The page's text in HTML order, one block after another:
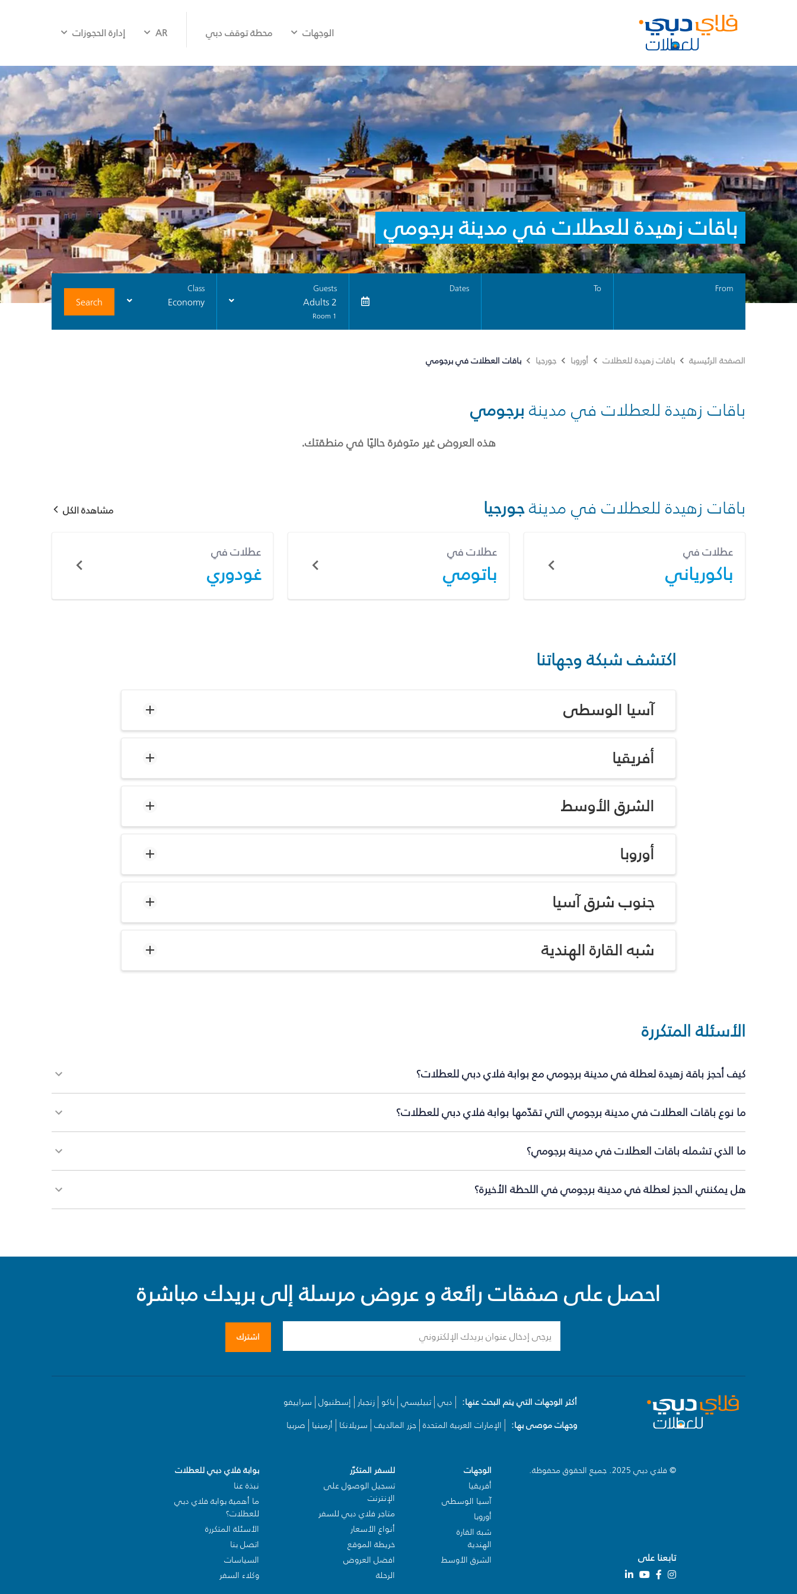
الوجهات محطة توقف دبي AR إدارة الحجوزات
باقات زهيدة للعطلات في مدينة برجومي
From
To
Dates
Guests
2 Adults
1 Room
Class
Economy
Search
الصفحة الرئيسية باقات زهيدة للعطلات أوروبا جورجيا باقات العطلات في برجومي
باقات زهيدة للعطلات في مدينة برجومي
هذه العروض غير متوفرة حاليًا في منطقتك.
باقات زهيدة للعطلات في مدينةجورجيا مشاهدة الكل
عطلات في
باكورياني
عطلات في
باتومي
عطلات في
غودوري
اكتشف شبكة وجهاتنا
آسيا الوسطى
أفريقيا
الشرق الأوسط
أوروبا
جنوب شرق آسيا
شبه القارة الهندية
الأسئلة المتكررة
كيف أحجز باقة زهيدة لعطلة في مدينة برجومي مع بوابة فلاي دبي للعطلات؟
ما نوع باقات العطلات في مدينة برجومي التي تقدّمها بوابة فلاي دبي للعطلات؟
ما الذي تشمله باقات العطلات في مدينة برجومي؟
هل يمكنني الحجز لعطلة في مدينة برجومي في اللحظة الأخيرة؟
احصل على صفقات رائعة و عروض مرسلة إلى بريدك مباشرة
اشترك
أكثر الوجهات التي يتم البحث عنها: دبي تبيليسي باكو زنجبار إسطنبول سراييفو
وجهات موصى بها:
الإمارات العربية المتحدة جزر المالديف سريلانكا أرمينيا صربيا
© فلاي دبي 2025. جميع الحقوق محفوظة.
تابعنا على
الوجهات
أفريقيا
آسيا الوسطى
أوروبا
شبه القارة
الهندية
الشرق الأوسط
للسفر المتكرّر
تسجيل الوصول على
الإنترنت
متاجر فلاي دبي للسفر
أنواع الأسعار
خريطة الموقع
افضل العروض
الرحلة
بوابة فلاي دبي للعطلات
نبذة عنا
ما أهمية بوابة فلاي دبي
للعطلات؟
الأسئلة المتكررة
اتصل بنا
السياسات
وكلاء السفر